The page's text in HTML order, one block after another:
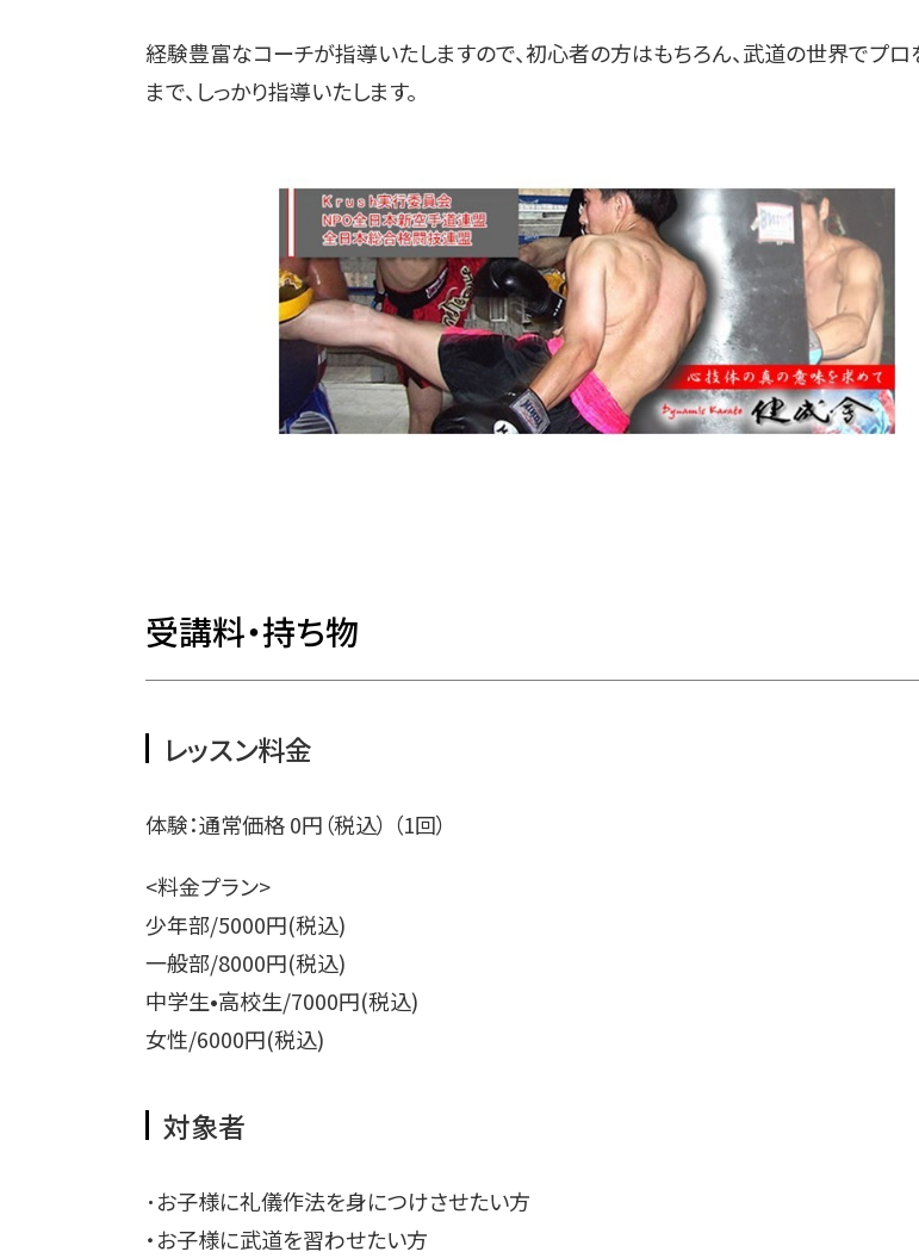
経験豊富なコーチが指導いたしますので、初心者の方はもちろん、武道の世界でプ
まで、しっかり指導いたします。
受講料・持ち物
レッスン料金
体験：通常価格 0円（税込） （1回）
<料金プラン>
少年部/5000円(税込)
一般部/8000円(税込)
中学生•高校生/7000円(税込)
女性/6000円(税込)
対象者
･お子様に礼儀作法を身につけさせたい方
・お子様に武道を習わせたい方